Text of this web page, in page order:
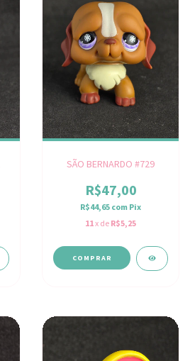
SÃO BERNARDO #729
R$47,00
R$44,65 com Pix
11x de R$5,25